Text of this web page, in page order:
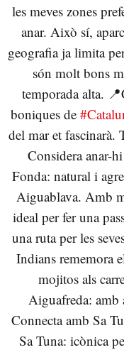
les meves zones
anar. Això sí,
geografia ja limita
són molt bons
temporada alta.
boniques de
del mar et fascinarà.
Considera anar-
Fonda: natural i
Aiguablava. Amb
ideal per fer una
una ruta per les
Indians rememora
mojitos als
Aiguafreda: amb
Connecta amb Sa
Sa Tuna: icònica